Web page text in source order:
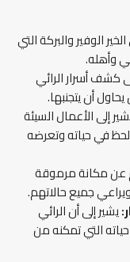
الوفير والبركة التي
وأهله.
كشف أسرار الرائي
أن يتجنبها.
إلى الأعمال السيئة
في حياته وتعرضه
عن مكانة مرموقة
ويراعي جميع حالاتهم.
يشير إلى أن الرائي
التي تمكنه من